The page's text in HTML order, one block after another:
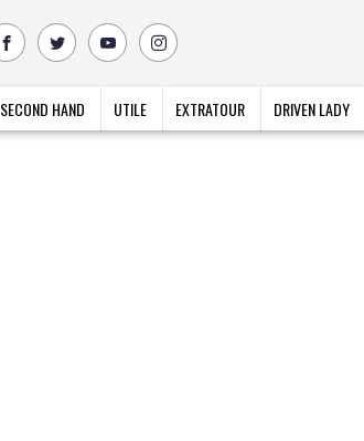
SECOND HAND UTILE EXTRATOUR DRIVEN LADY